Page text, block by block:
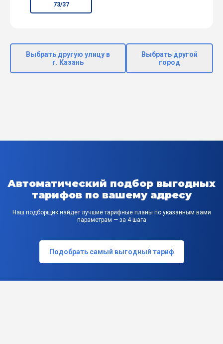
73/37
Выбрать другую улицу в
г. Казань
Выбрать другой
город
Автоматический подбор выгодных
тарифов по вашему адресу
Наш подборщик найдет лучшие тарифные планы по указанным вами
параметрам — за 4 шага
Подобрать самый выгодный тариф